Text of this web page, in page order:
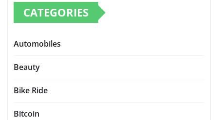
CATEGORIES
Automobiles
Beauty
Bike Ride
Bitcoin